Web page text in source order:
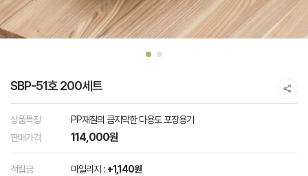
SBP-51호 200세트
상품특징
PP재질의 큼지막한 다용도 포장용기
판매가격
114,000원
적립금 마일리지 : +1,140원